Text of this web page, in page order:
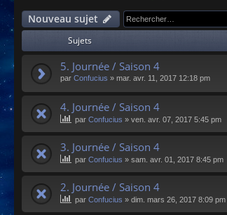
s
Nouveau sujet
Sujets
5. Journée / Saison 4
par Confucius » mar. avr. 11, 2017 12:18 pm
4. Journée / Saison 4
par Confucius » ven. avr. 07, 2017 5:45 pm
3. Journée / Saison 4
par Confucius » sam. avr. 01, 2017 8:45 pm
2. Journée / Saison 4
par Confucius » dim. mars 26, 2017 8:09 pm